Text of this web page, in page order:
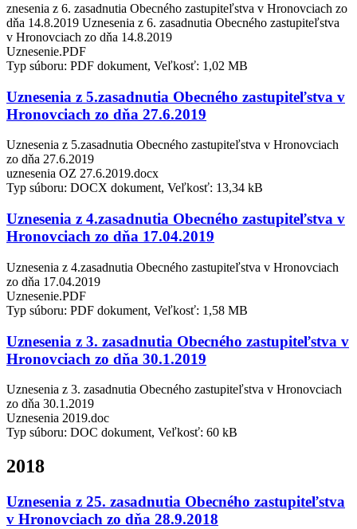
znesenia z 6. zasadnutia Obecného zastupiteľstva v Hronovciach zo
dňa 14.8.2019 Uznesenia z 6. zasadnutia Obecného zastupiteľstva
v Hronovciach zo dňa 14.8.2019
Uznesenie.PDF
Typ súboru: PDF dokument, Veľkosť: 1,02 MB
Uznesenia z 5.zasadnutia Obecného zastupiteľstva v
Hronovciach zo dňa 27.6.2019
Uznesenia z 5.zasadnutia Obecného zastupiteľstva v Hronovciach
zo dňa 27.6.2019
uznesenia OZ 27.6.2019.docx
Typ súboru: DOCX dokument, Veľkosť: 13,34 kB
Uznesenia z 4.zasadnutia Obecného zastupiteľstva v
Hronovciach zo dňa 17.04.2019
Uznesenia z 4.zasadnutia Obecného zastupiteľstva v Hronovciach
zo dňa 17.04.2019
Uznesenie.PDF
Typ súboru: PDF dokument, Veľkosť: 1,58 MB
Uznesenia z 3. zasadnutia Obecného zastupiteľstva v
Hronovciach zo dňa 30.1.2019
Uznesenia z 3. zasadnutia Obecného zastupiteľstva v Hronovciach
zo dňa 30.1.2019
Uznesenia 2019.doc
Typ súboru: DOC dokument, Veľkosť: 60 kB
2018
Uznesenia z 25. zasadnutia Obecného zastupiteľstva
v Hronovciach zo dňa 28.9.2018